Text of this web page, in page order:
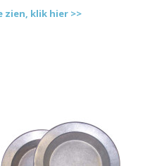
zien, klik hier >>